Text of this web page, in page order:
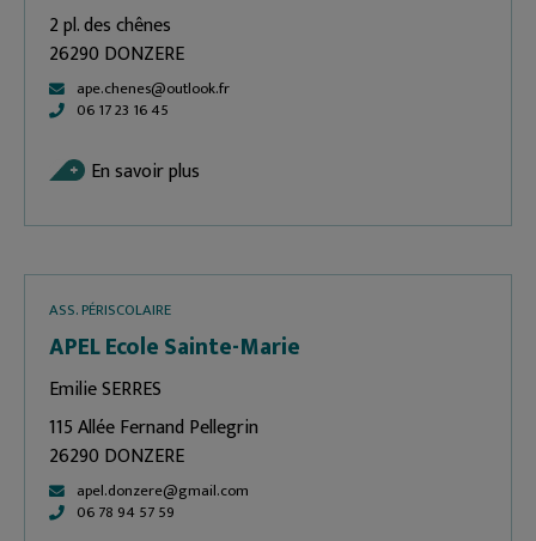
2 pl. des chênes
26290 DONZERE
ape.chenes@outlook.fr
06 17 23 16 45
En savoir plus
ASS. PÉRISCOLAIRE
APEL Ecole Sainte-Marie
Emilie SERRES
115 Allée Fernand Pellegrin
26290 DONZERE
apel.donzere@gmail.com
06 78 94 57 59